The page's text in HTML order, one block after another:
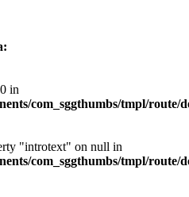
in
com_sggthumbs/tmpl/route/
"introtext" on null in
com_sggthumbs/tmpl/route/